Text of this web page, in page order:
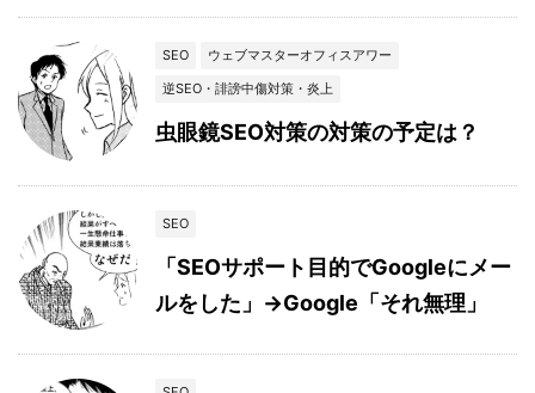
SEO
ウェブマスターオフィスアワー
逆SEO・誹謗中傷対策・炎上
虫眼鏡SEO対策の対策の予定は？
SEO
「SEOサポート目的でGoogleにメー
ルをした」→Google「それ無理」